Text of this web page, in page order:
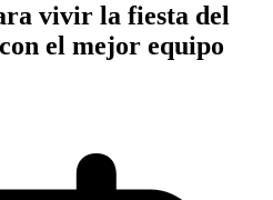
vivir la fiesta del
el mejor equipo